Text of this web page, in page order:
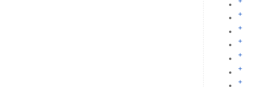
+
+
+
+
+
+